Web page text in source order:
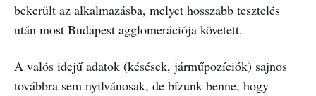
bekerült az alkalmazásba, melyet hosszabb tesztelés
után most Budapest agglomerációja követett.
A valós idejű adatok (késések, járműpozíciók) sajnos
továbbra sem nyilvánosak, de bízunk benne, hogy